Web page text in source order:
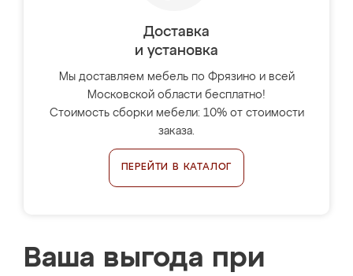
Доставка
и установка
Мы доставляем мебель по Фрязино и всей
Московской области бесплатно!
Стоимость сборки мебели: 10% от стоимости
заказа.
ПЕРЕЙТИ В КАТАЛОГ
Ваша выгода при